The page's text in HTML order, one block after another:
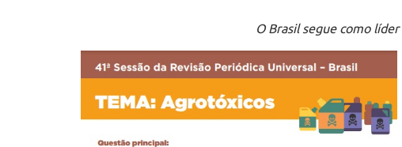
O Brasil segue como